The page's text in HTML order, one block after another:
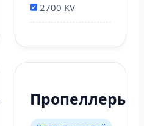
2700 KV
Пропеллеры